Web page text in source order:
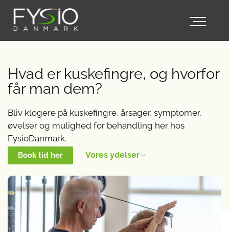
Hvad er kuskefingre, og hvorfor
får man dem?
Bliv klogere på kuskefingre, årsager, symptomer,
øvelser og mulighed for behandling her hos
FysioDanmark.
Book tid her Vores ydelser